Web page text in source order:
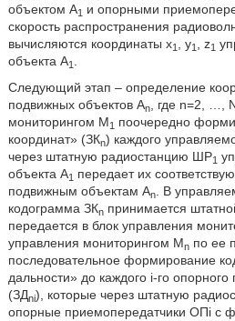
объектом А1 и опорными
скорость распространения
вычисляются координаты x1 , y1 , z1
объекта А1
Следующий этап – определение
подвижных объектов Аn, где n=2, …,
мониторингом М1 поочередно
координат» (ЗКn) каждого
через штатную радиостанцию ШР1
объекта А1 передает их
подвижным объектам Аn. В
кодограмма ЗКnпринимается
передается в блок управления
управления мониторингом Мnпо ее
последовательное формирование
дальности» до каждого i-го
(ЗДni), которые через штатную
опорные приемопередатчики ОПi с